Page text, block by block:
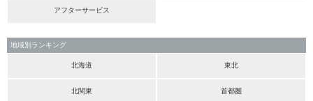
アフターサービス
地域別ランキング
北海道 東北
北関東 首都圏